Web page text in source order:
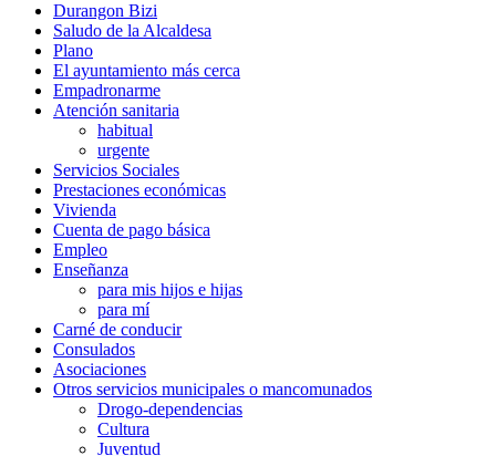
Durangon Bizi
Saludo de la Alcaldesa
Plano
El ayuntamiento más cerca
Empadronarme
Atención sanitaria
habitual
urgente
Servicios Sociales
Prestaciones económicas
Vivienda
Cuenta de pago básica
Empleo
Enseñanza
para mis hijos e hijas
para mí
Carné de conducir
Consulados
Asociaciones
Otros servicios municipales o mancomunados
Drogo-dependencias
Cultura
Juventud